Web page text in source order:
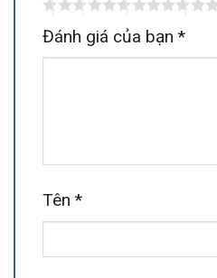
Đánh giá của bạn *
Tên *